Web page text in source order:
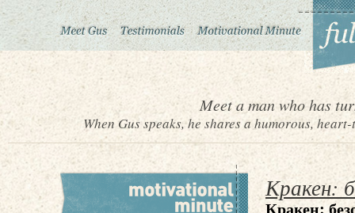
Meet a man who has
When Gus speaks, he shares a humorous,
Кракен: